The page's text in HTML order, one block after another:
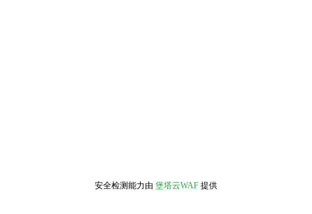
安全检测能力由 堡塔云WAF 提供